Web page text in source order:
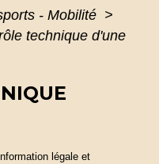
- Mobilité >
technique d'une
légale et